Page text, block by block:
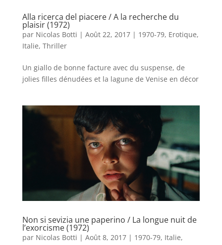
Alla ricerca del piacere / A la recherche du
plaisir (1972)
par Nicolas Botti | Août 22, 2017| 1970-79, Erotique,
Italie, Thriller
Un giallo de bonne facture avec du suspense, de
jolies filles dénudées et la lagune de Venise en décor
Non si sevizia une paperino / La longue nuit de
l’exorcisme (1972)
par Nicolas Botti | Août 8, 2017| 1970-79, Italie,